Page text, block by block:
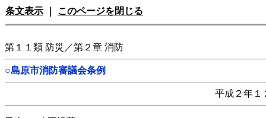
条文表示 このページを閉じる
第１１類 防災／第２章 消防
○島原市消防審議会条例
平成２年１